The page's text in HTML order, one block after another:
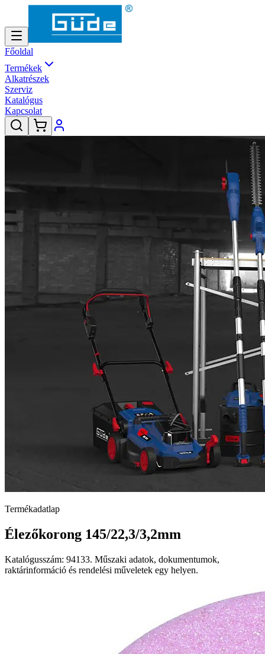
Főoldal
Termékek
Alkatrészek
Szerviz
Katalógus
Kapcsolat
Termékadatlap
Élezőkorong 145/22,3/3,2mm
Katalógusszám: 94133. Műszaki adatok, dokumentumok,
raktárinformáció és rendelési műveletek egy helyen.